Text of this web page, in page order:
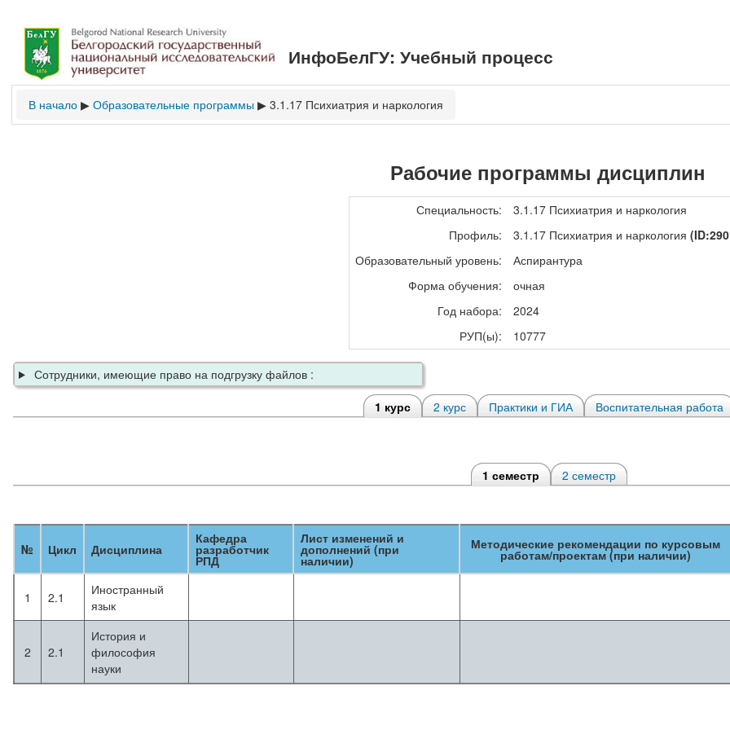
ИнфоБелГУ: Учебный процесс
В начало ▶ Образовательные программы ▶ 3.1.17 Психиатрия и наркология
Рабочие программы дисциплин
Специальность:
3.1.17 Психиатрия и наркология
Профиль:
3.1.17 Психиатрия и наркология
Образовательный уровень:
Аспирантура
Форма обучения:
очная
Год набора:
2024
РУП(ы):
10777
Сотрудники, имеющие право на подгрузку файлов :
1 курс
2 курс Практики и ГИА Воспитательная работа
1 семестр 2 семестр
№ Цикл Дисциплина
Кафедра
разработчик
РПД
Лист изменений и
дополнений (при
наличии)
Методические рекомендации по курсовым
работам/проектам (при наличии)
1 2.1
Иностранный
язык
2 2.1
История и
философия
науки